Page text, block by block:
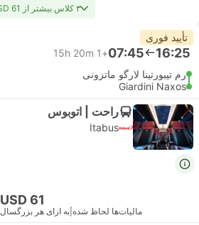
۳ کلاس بیشتر از USD 61
تأیید فوری
16:25
07:45
+1
15h 20m
رم تیبورتینا لارگو ماتزونی
Giardini Naxos
راحت | اتوبوس
Itabus
USD 61
مالیات‌ها لحاظ شده به ازای هر بزرگسال